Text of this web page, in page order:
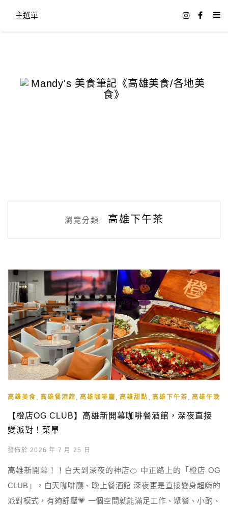
主選單
瀏覽分類: 高雄下午茶
高雄美食 , 高雄餐酒館 , 高雄咖啡廳 , 高雄甜點 , 高雄下午茶 , 高雄午晚餐
【橙店OG CLUB】高雄新開幕咖啡餐酒館，深夜直接
變派對！菜單
發佈於 2026 年 7 月 25 日
高雄新開幕！！白天到深夜的神店🍊 中正路上的「橙店 OG
CLUB」，白天咖啡廳、晚上餐酒館 深夜更是直接變身超嗨的
派對模式，有夠舒壓💗 一個空間就能滿足工作、聚餐、小酌、